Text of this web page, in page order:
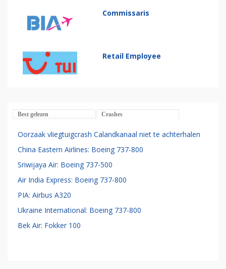
Commissaris
Retail Employee
Best gelezen Crashes
Oorzaak vliegtuigcrash Calandkanaal niet te achterhalen
China Eastern Airlines: Boeing 737-800
Sriwijaya Air: Boeing 737-500
Air India Express: Boeing 737-800
PIA: Airbus A320
Ukraine International: Boeing 737-800
Bek Air: Fokker 100